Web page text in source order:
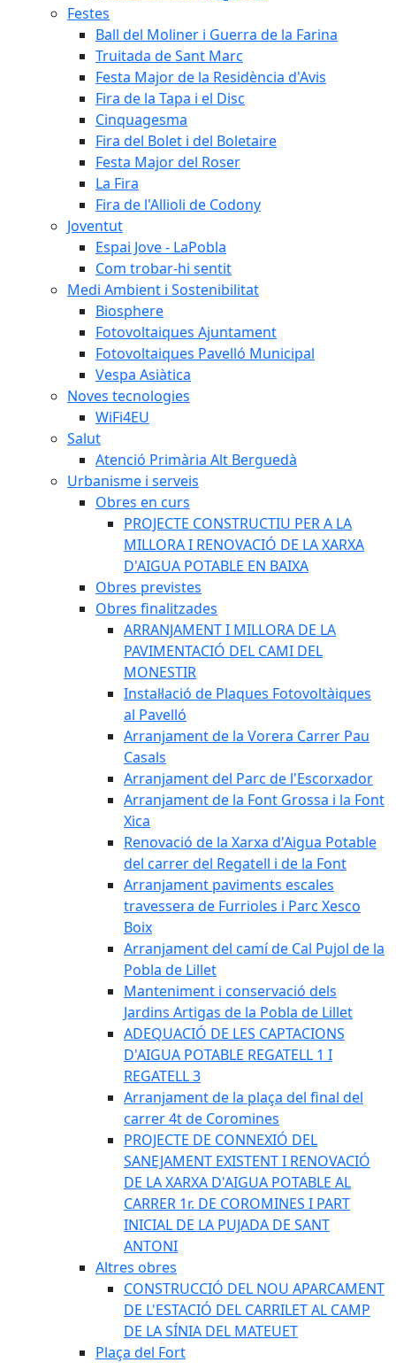
Festes
Ball del Moliner i Guerra de la Farina
Truitada de Sant Marc
Festa Major de la Residència d'Avis
Fira de la Tapa i el Disc
Cinquagesma
Fira del Bolet i del Boletaire
Festa Major del Roser
La Fira
Fira de l'Allioli de Codony
Joventut
Espai Jove - LaPobla
Com trobar-hi sentit
Medi Ambient i Sostenibilitat
Biosphere
Fotovoltaiques Ajuntament
Fotovoltaiques Pavelló Municipal
Vespa Asiàtica
Noves tecnologies
WiFi4EU
Salut
Atenció Primària Alt Berguedà
Urbanisme i serveis
Obres en curs
PROJECTE CONSTRUCTIU PER A LA
MILLORA I RENOVACIÓ DE LA XARXA
D'AIGUA POTABLE EN BAIXA
Obres previstes
Obres finalitzades
ARRANJAMENT I MILLORA DE LA
PAVIMENTACIÓ DEL CAMI DEL
MONESTIR
Instal·lació de Plaques Fotovoltàiques
al Pavelló
Arranjament de la Vorera Carrer Pau
Casals
Arranjament del Parc de l'Escorxador
Arranjament de la Font Grossa i la Font
Xica
Renovació de la Xarxa d'Aigua Potable
del carrer del Regatell i de la Font
Arranjament paviments escales
travessera de Furrioles i Parc Xesco
Boix
Arranjament del camí de Cal Pujol de la
Pobla de Lillet
Manteniment i conservació dels
Jardins Artigas de la Pobla de Lillet
ADEQUACIÓ DE LES CAPTACIONS
D'AIGUA POTABLE REGATELL 1 I
REGATELL 3
Arranjament de la plaça del final del
carrer 4t de Coromines
PROJECTE DE CONNEXIÓ DEL
SANEJAMENT EXISTENT I RENOVACIÓ
DE LA XARXA D'AIGUA POTABLE AL
CARRER 1r. DE COROMINES I PART
INICIAL DE LA PUJADA DE SANT
ANTONI
Altres obres
CONSTRUCCIÓ DEL NOU APARCAMENT
DE L'ESTACIÓ DEL CARRILET AL CAMP
DE LA SÍNIA DEL MATEUET
Plaça del Fort